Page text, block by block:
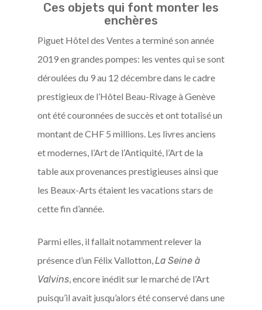
Ces objets qui font monter les
enchères
Piguet Hôtel des Ventes a terminé son année
2019 en grandes pompes: les ventes qui se sont
déroulées du 9 au 12 décembre dans le cadre
prestigieux de l’Hôtel Beau-Rivage à Genève
ont été couronnées de succès et ont totalisé un
montant de CHF 5 millions. Les livres anciens
et modernes, l’Art de l’Antiquité, l’Art de la
table aux provenances prestigieuses ainsi que
les Beaux-Arts étaient les vacations stars de
cette fin d’année.
Parmi elles, il fallait notamment relever la
présence d’un Félix Vallotton,La Seine à
Valvins, encore inédit sur le marché de l’Art
puisqu’il avait jusqu’alors été conservé dans une